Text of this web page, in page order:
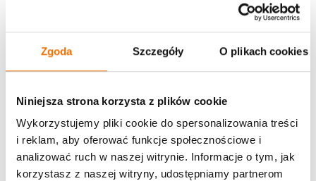
Zgoda Szczegóły O plikach cookies
Niniejsza strona korzysta z plików cookie
Wykorzystujemy pliki cookie do spersonalizowania treści
i reklam, aby oferować funkcje społecznościowe i
analizować ruch w naszej witrynie. Informacje o tym, jak
korzystasz z naszej witryny, udostępniamy partnerom